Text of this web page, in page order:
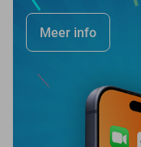
Meer info